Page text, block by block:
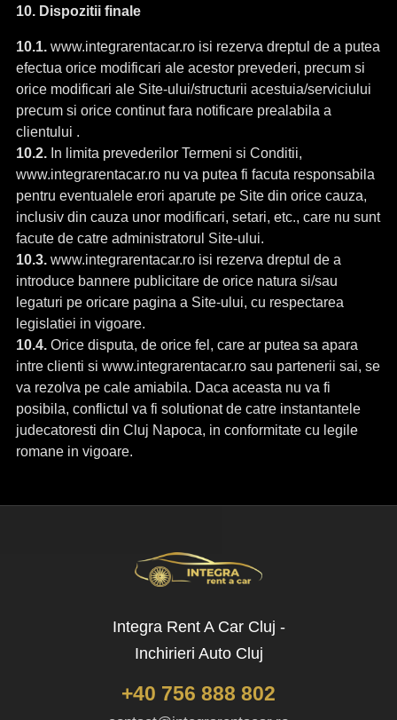
10. Dispozitii finale
10.1.www.integrarentacar.ro isi rezerva dreptul de a putea
efectua orice modificari ale acestor prevederi, precum si
orice modificari ale Site-ului/structurii acestuia/serviciului
precum si orice continut fara notificare prealabila a
clientului .
10.2.In limita prevederilor Termeni si Conditii,
www.integrarentacar.ro nu va putea fi facuta responsabila
pentru eventualele erori aparute pe Site din orice cauza,
inclusiv din cauza unor modificari, setari, etc., care nu sunt
facute de catre administratorul Site-ului.
10.3.www.integrarentacar.ro isi rezerva dreptul de a
introduce bannere publicitare de orice natura si/sau
legaturi pe oricare pagina a Site-ului, cu respectarea
legislatiei in vigoare.
10.4.Orice disputa, de orice fel, care ar putea sa apara
intre clienti si www.integrarentacar.ro sau partenerii sai, se
va rezolva pe cale amiabila. Daca aceasta nu va fi
posibila, conflictul va fi solutionat de catre instantantele
judecatoresti din Cluj Napoca, in conformitate cu legile
romane in vigoare.
Integra Rent A Car Cluj -
Inchirieri Auto Cluj
+40 756 888 802